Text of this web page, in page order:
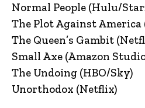
Normal People (Hulu/
The Plot Against America
The Queen’s Gambit
Small Axe (Amazon
The Undoing (HBO/Sky)
Unorthodox (Netflix)